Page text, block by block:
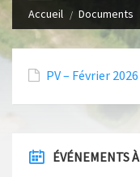
Accueil Documents
PV – Février 2026
ÉVÉNEMENTS